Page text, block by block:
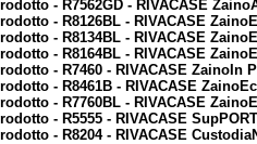
- R7562GD - RIVACASE
- R8126BL - RIVACASE
- R8134BL - RIVACASE
- R8164BL - RIVACASE
- R7460 - RIVACASE ZainoIn
- R8461B - RIVACASE
- R7760BL - RIVACASE
- R5555 - RIVACASE
- R8204 - RIVACASE